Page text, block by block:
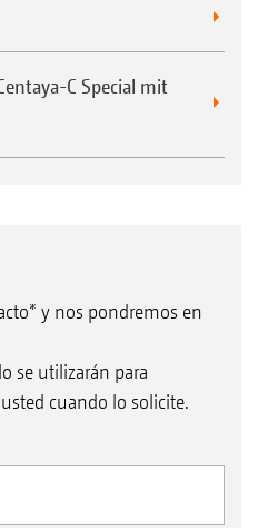
C Special mit
y nos pondremos en
se utilizarán para
cuando lo solicite.